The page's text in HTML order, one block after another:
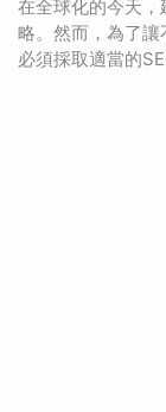
在全球化的今天
略。然而，為了讓
必須採取適當的